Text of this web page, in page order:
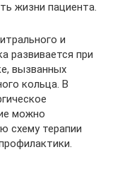
жизни пациента.
и
развивается при
вызванных
кольца. В
можно
схему терапии